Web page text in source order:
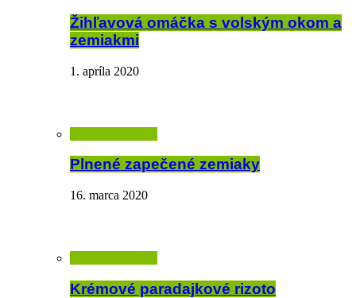
Žihľavová omáčka s volským okom a
zemiakmi
1. apríla 2020
Plnené zapečené zemiaky
16. marca 2020
Krémové paradajkové rizoto